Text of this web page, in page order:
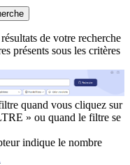
de votre recherche
présents sous les critères
quand vous cliquez sur
» ou quand le filtre se
indique le nombre